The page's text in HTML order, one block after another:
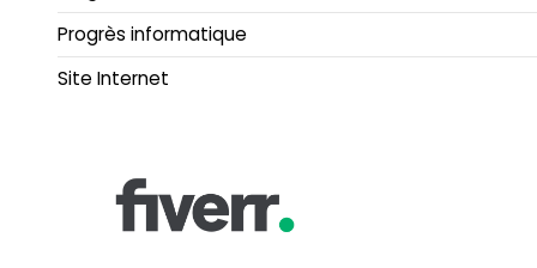
Progrès informatique
Site Internet